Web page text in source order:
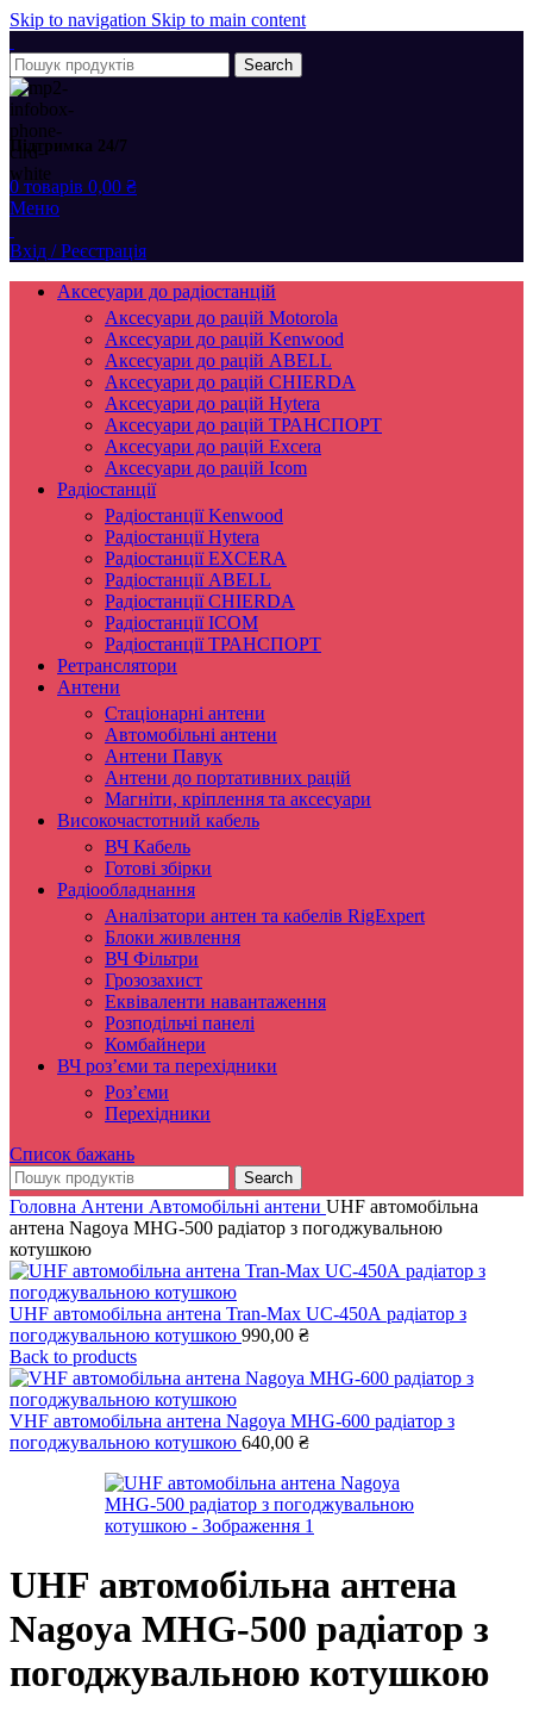
Skip to navigation Skip to main content
Search
Підтримка 24/7
0 товарів 0,00 ₴
Меню
Вхід / Реєстрація
Аксесуари до радіостанцій
Аксесуари до рацій Motorola
Аксесуари до рацій Kenwood
Аксесуари до рацій ABELL
Аксесуари до рацій CHIERDA
Аксесуари до рацій Hytera
Аксесуари до рацій ТРАНСПОРТ
Аксесуари до рацій Excera
Аксесуари до рацій Icom
Радіостанції
Радіостанції Kenwood
Радіостанції Hytera
Радіостанції EXCERA
Радіостанції ABELL
Радіостанції CHIERDA
Радіостанції ICOM
Радіостанції ТРАНСПОРТ
Ретранслятори
Антени
Стаціонарні антени
Автомобільні антени
Антени Павук
Антени до портативних рацій
Магніти, кріплення та аксесуари
Високочастотний кабель
ВЧ Кабель
Готові збірки
Радіообладнання
Аналізатори антен та кабелів RigExpert
Блоки живлення
ВЧ Фільтри
Грозозахист
Еквіваленти навантаження
Розподільчі панелі
Комбайнери
ВЧ роз’єми та перехідники
Роз’єми
Перехідники
Список бажань
Search
Головна Антени Автомобільні антени UHF aвтомобільна
антена Nagoya MHG-500 радіатор з погоджувальною
котушкою
UHF aвтомобільна антена Tran-Max UC-450А радіатор з
погоджувальною котушкою 990,00 ₴
Back to products
VHF aвтомобільна антена Nagoya MHG-600 радіатор з
погоджувальною котушкою 640,00 ₴
UHF aвтомобільна антена
Nagoya MHG-500 радіатор з
погоджувальною котушкою